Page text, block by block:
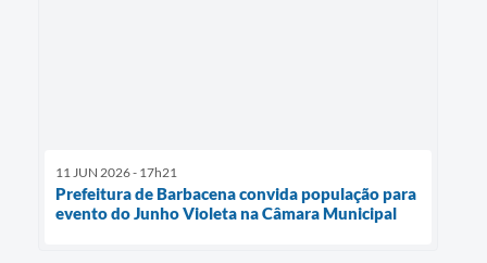
11 JUN 2026 - 17h21
Prefeitura de Barbacena convida população para
evento do Junho Violeta na Câmara Municipal